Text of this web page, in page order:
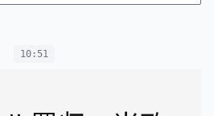
10:51